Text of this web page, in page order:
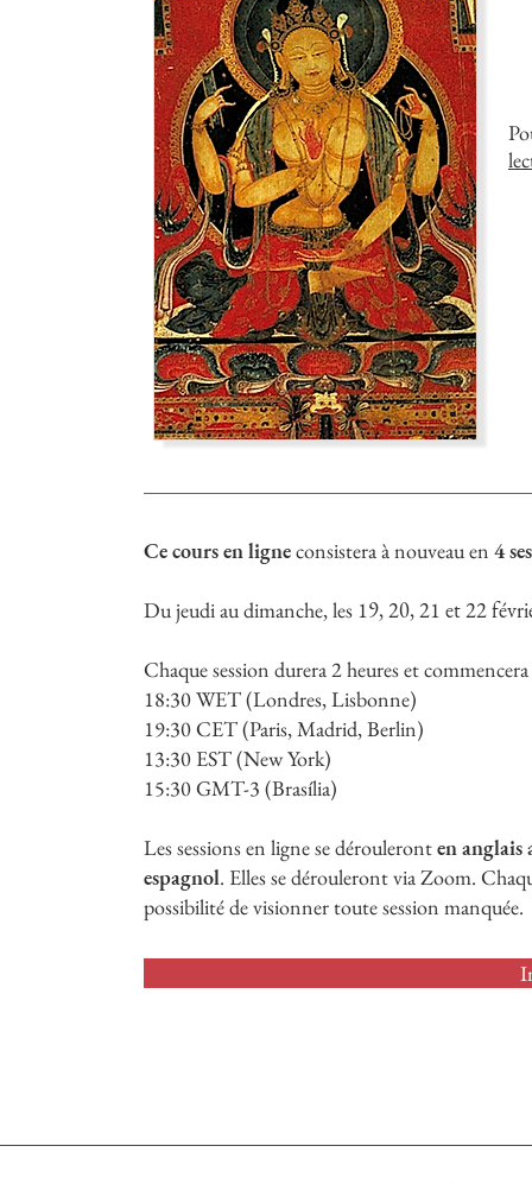
Ce cours en ligneconsistera à nouveau en 4
Du jeudi au dimanche, les 19, 20, 21 et 22
Chaque session durera 2 heures et
18:30 WET (Londres, Lisbonne)
19:30 CET (Paris, Madrid, Berlin)
13:30 EST (New York)
15:30 GMT-3 (Brasília)
Les sessions en ligne se dérouleronten anglais
espagnol. Elles se dérouleront via Zoom.
possibilité de visionner toute session manquée.